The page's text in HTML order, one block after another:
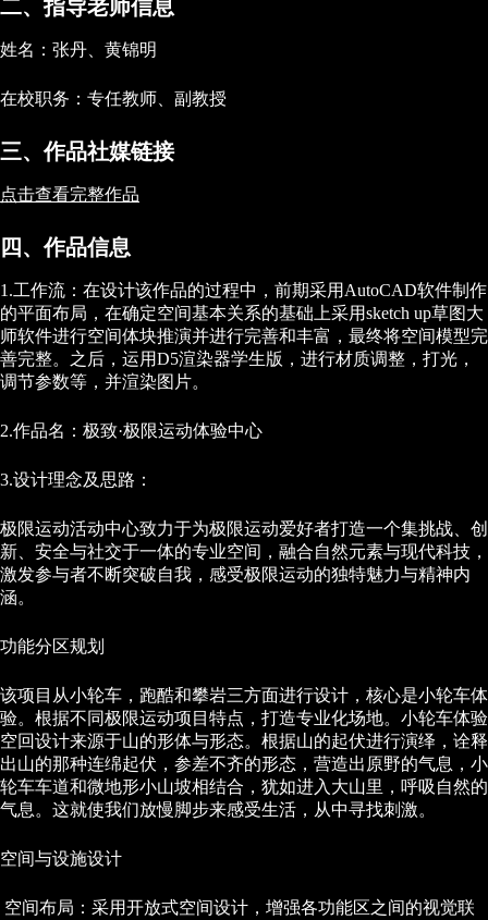
二、指导老师信息
姓名：张丹、黄锦明
在校职务：专任教师、副教授
三、作品社媒链接
点击查看完整作品
四、作品信息
1.工作流：在设计该作品的过程中，前期采用AutoCAD软件制作
的平面布局，在确定空间基本关系的基础上采用sketch up草图大
师软件进行空间体块推演并进行完善和丰富，最终将空间模型完
善完整。之后，运用D5渲染器学生版，进行材质调整，打光，
调节参数等，并渲染图片。
2.作品名：极致·极限运动体验中心
3.设计理念及思路：
极限运动活动中心致力于为极限运动爱好者打造一个集挑战、创
新、安全与社交于一体的专业空间，融合自然元素与现代科技，
激发参与者不断突破自我，感受极限运动的独特魅力与精神内
涵。
功能分区规划
该项目从小轮车，跑酷和攀岩三方面进行设计，核心是小轮车体
验。根据不同极限运动项目特点，打造专业化场地。小轮车体验
空回设计来源于山的形体与形态。根据山的起伏进行演绎，诠释
出山的那种连绵起伏，参差不齐的形态，营造出原野的气息，小
轮车车道和微地形小山坡相结合，犹如进入大山里，呼吸自然的
气息。这就使我们放慢脚步来感受生活，从中寻找刺激。
空间与设施设计
空间布局：采用开放式空间设计，增强各功能区之间的视觉联